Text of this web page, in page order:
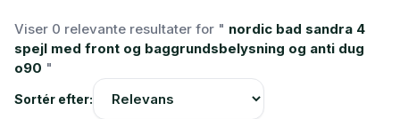
Viser 0 relevante resultater for " nordic bad sandra 4
spejl med front og baggrundsbelysning og anti dug
o90 "
Sortér efter: